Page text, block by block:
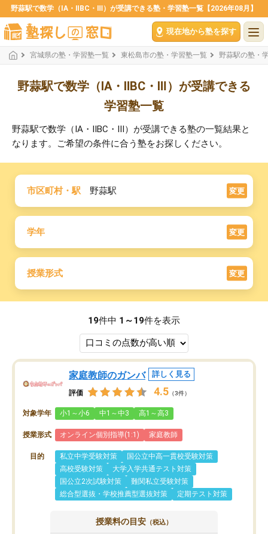
野蒜駅で数学（ⅠA・ⅡBC・Ⅲ）が受講できる塾・学習塾一覧【2026年08月】
現在地から塾を探す
宮城県の塾・学習塾一覧 東松島市の塾・学習塾一覧 野蒜駅の塾・
野蒜駅で数学（ⅠA・ⅡBC・Ⅲ）が受講できる
学習塾一覧
野蒜駅で数学（ⅠA・ⅡBC・Ⅲ）が受講できる塾の一覧結果と
なります。ご希望の条件に合う塾をお探しください。
市区町村・駅 野蒜駅 変更
学年 変更
授業形式 変更
19件中 1～19件を表示
家庭教師のガンバ 詳しく見る
評価 4.5 （3件）
対象学年 小1～小6 中1～中3 高1～高3
授業形式 オンライン個別指導(1:1) 家庭教師
目的 私立中学受験対策
国公立中高一貫校受験対策
高校受験対策
大学入学共通テスト対策
国公立2次試験対策
難関私立受験対策
総合型選抜・学校推薦型選抜対策
定期テスト対策
授業料の目安 （税込）